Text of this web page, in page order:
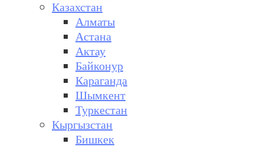
Казахстан
Алматы
Астана
Актау
Байконур
Караганда
Шымкент
Туркестан
Кыргызстан
Бишкек